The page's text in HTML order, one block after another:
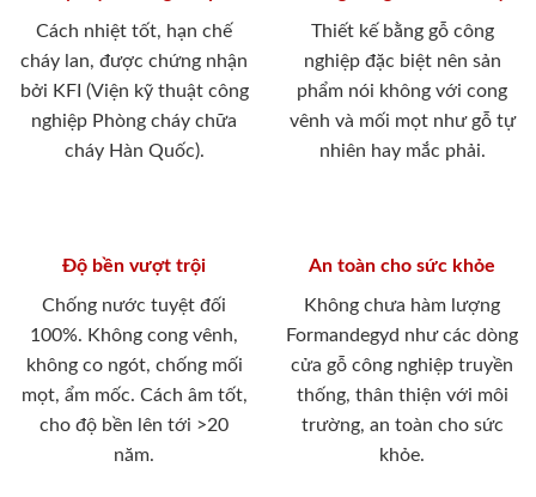
Cách nhiệt tốt, hạn chế
cháy lan, được chứng nhận
bởi KFI (Viện kỹ thuật công
nghiệp Phòng cháy chữa
cháy Hàn Quốc).
Thiết kế bằng gỗ công
nghiệp đặc biệt nên sản
phẩm nói không với cong
vênh và mối mọt như gỗ tự
nhiên hay mắc phải.
Độ bền vượt trội
Chống nước tuyệt đối
100%. Không cong vênh,
không co ngót, chống mối
mọt, ẩm mốc. Cách âm tốt,
cho độ bền lên tới >20
năm.
An toàn cho sức khỏe
Không chưa hàm lượng
Formandegyd như các dòng
cửa gỗ công nghiệp truyền
thống, thân thiện với môi
trường, an toàn cho sức
khỏe.